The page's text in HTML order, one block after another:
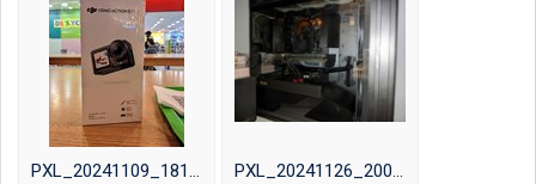
PXL_20241109_181751807~2.jpg PXL_20241126_200550696.jpg